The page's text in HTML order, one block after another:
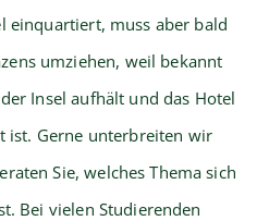
einquartiert, muss aber bald
umziehen, weil bekannt
Insel aufhält und das Hotel
ist. Gerne unterbreiten wir
Sie, welches Thema sich
Bei vielen Studierenden